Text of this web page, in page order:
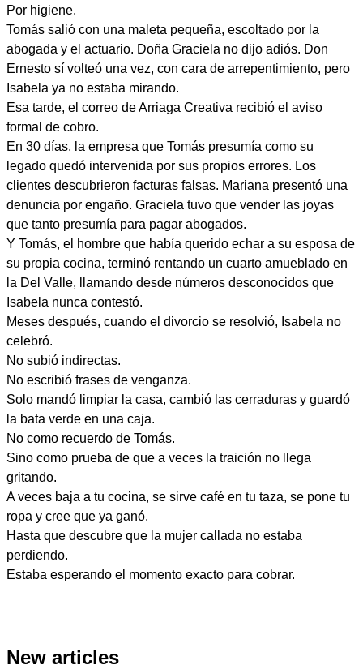
Por higiene.
Tomás salió con una maleta pequeña, escoltado por la
abogada y el actuario. Doña Graciela no dijo adiós. Don
Ernesto sí volteó una vez, con cara de arrepentimiento, pero
Isabela ya no estaba mirando.
Esa tarde, el correo de Arriaga Creativa recibió el aviso
formal de cobro.
En 30 días, la empresa que Tomás presumía como su
legado quedó intervenida por sus propios errores. Los
clientes descubrieron facturas falsas. Mariana presentó una
denuncia por engaño. Graciela tuvo que vender las joyas
que tanto presumía para pagar abogados.
Y Tomás, el hombre que había querido echar a su esposa de
su propia cocina, terminó rentando un cuarto amueblado en
la Del Valle, llamando desde números desconocidos que
Isabela nunca contestó.
Meses después, cuando el divorcio se resolvió, Isabela no
celebró.
No subió indirectas.
No escribió frases de venganza.
Solo mandó limpiar la casa, cambió las cerraduras y guardó
la bata verde en una caja.
No como recuerdo de Tomás.
Sino como prueba de que a veces la traición no llega
gritando.
A veces baja a tu cocina, se sirve café en tu taza, se pone tu
ropa y cree que ya ganó.
Hasta que descubre que la mujer callada no estaba
perdiendo.
Estaba esperando el momento exacto para cobrar.
New articles